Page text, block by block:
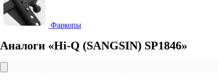
Фаркопы
Аналоги «Hi-Q (SANGSIN) SP1846»